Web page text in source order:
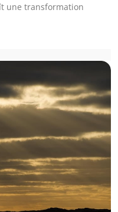
une transformation